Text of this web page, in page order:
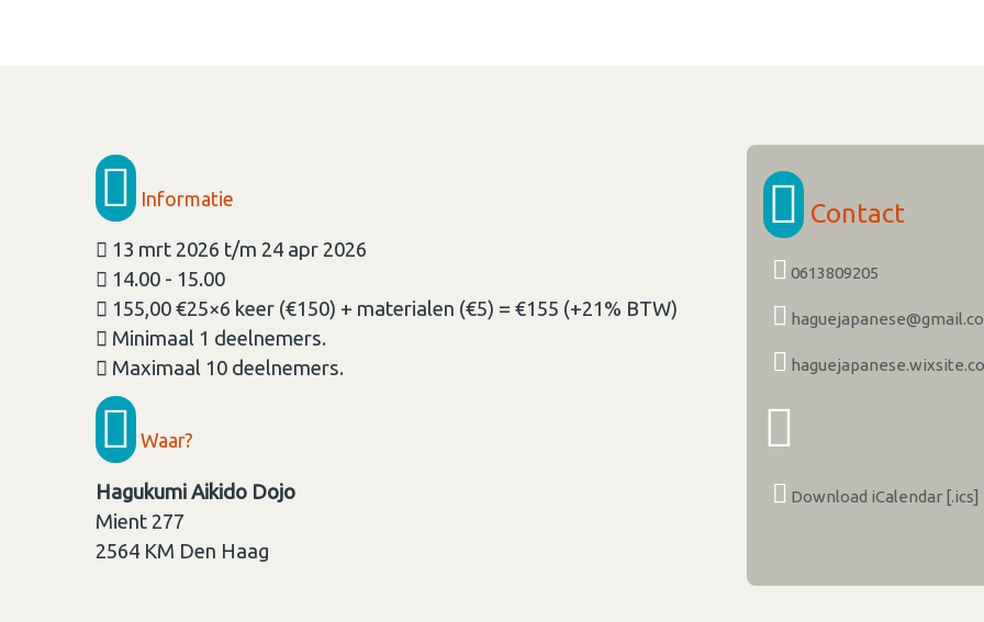
Informatie
13 mrt 2026 t/m 24 apr 2026
14.00 - 15.00
155,00 €25×6 keer (€150) + materialen (€5) = €155 (+21% BTW)
Minimaal 1 deelnemers.
Maximaal 10 deelnemers.
Waar?
Hagukumi Aikido Dojo
Mient 277
2564 KM Den Haag
Contact
0613809205
Download iCalendar [.ics]